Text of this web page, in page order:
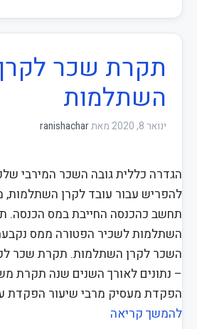
תקרת שכר
השתלמות
ינואר 8, 2020 מאתranishachar
הגדרה כללית גובה השכר המירבי
להפריש עבור עובד לקרן
תחשב כהכנסה החייבת במס הכנסה.
השתלמות לשכיר הפטורה ממס
השכר לקרן השתלמות. תקרת שכר
– נתונים לאורך השנים שנה תקרת
הפקדת מעסיק מרבי שיעור הפקדת עובד
להמשך קריאה